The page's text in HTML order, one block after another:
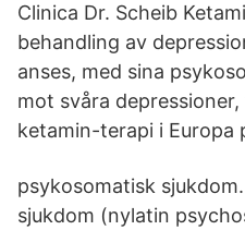
Clinica Dr. Scheib
behandling av
anses, med sina
mot svåra
ketamin-terapi i Europa
psykosomatisk
sjukdom (nylatin